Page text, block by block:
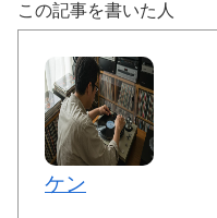
💎 バイセル：業界
取実績
🏅 東証上場企業の
👨‍💼
この記事を書いた人
ケン